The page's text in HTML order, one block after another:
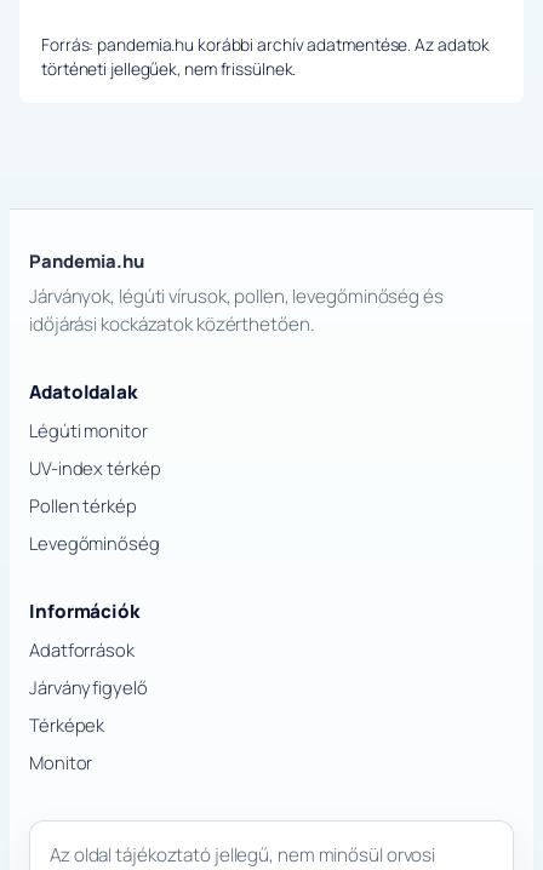
Forrás: pandemia.hu korábbi archív adatmentése. Az adatok
történeti jellegűek, nem frissülnek.
Pandemia.hu
Járványok, légúti vírusok, pollen, levegőminőség és
időjárási kockázatok közérthetően.
Adatoldalak
Légúti monitor
UV-index térkép
Pollen térkép
Levegőminőség
Információk
Adatforrások
Járványfigyelő
Térképek
Monitor
Az oldal tájékoztató jellegű, nem minősül orvosi